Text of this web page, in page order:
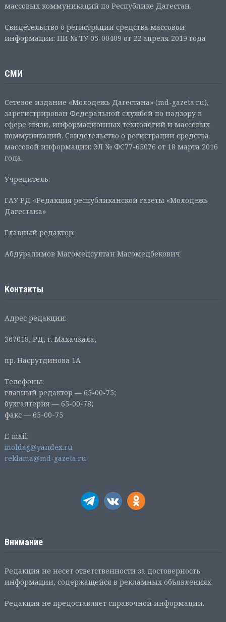
массовых коммуникаций по Республике Дагестан.
Свидетельство о регистрации средства массовой
информации: ПИ № ТУ 05-00409 от 22 апреля 2019 года
СМИ
Сетевое издание «Молодежь Дагестана» (md-gazeta.ru),
зарегистрирован Федеральной службой по надзору в
сфере связи, информационных технологий и массовых
коммуникаций. Свидетельство о регистрации средства
массовой информации: ЭЛ № ФС77-65076 от 18 марта 2016
года.
Учредитель:
ГАУ РД «Редакция республиканской газеты «Молодежь
Дагестана»
Главный редактор:
Абдуралимов Магомедсултан Магомедбекович
Контакты
Адрес редакции:
367018, РД, г. Махачкала,
пр. Насрутдинова 1А
Телефоны:
главный редактор — 65-00-75;
бухгалтерия — 65-00-78;
факс — 65-00-75
E-mail:
moldag@yandex.ru
reklama@md-gazeta.ru
Внимание
Редакция не несет ответственности за достоверность
информации, содержащейся в рекламных объявлениях.
Редакция не предоставляет справочной информации.